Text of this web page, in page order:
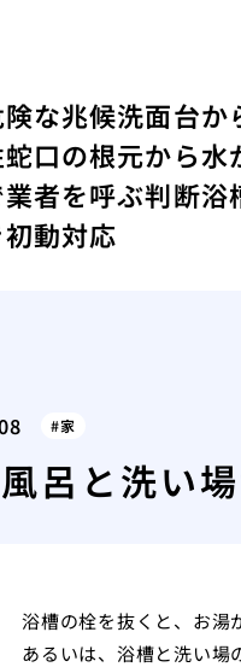
な兆候洗面台か
蛇口の根元から水
者を呼ぶ判断浴
動対応
家
呂と洗い
浴槽の栓を抜くと、お湯
あるいは、浴槽と洗い場